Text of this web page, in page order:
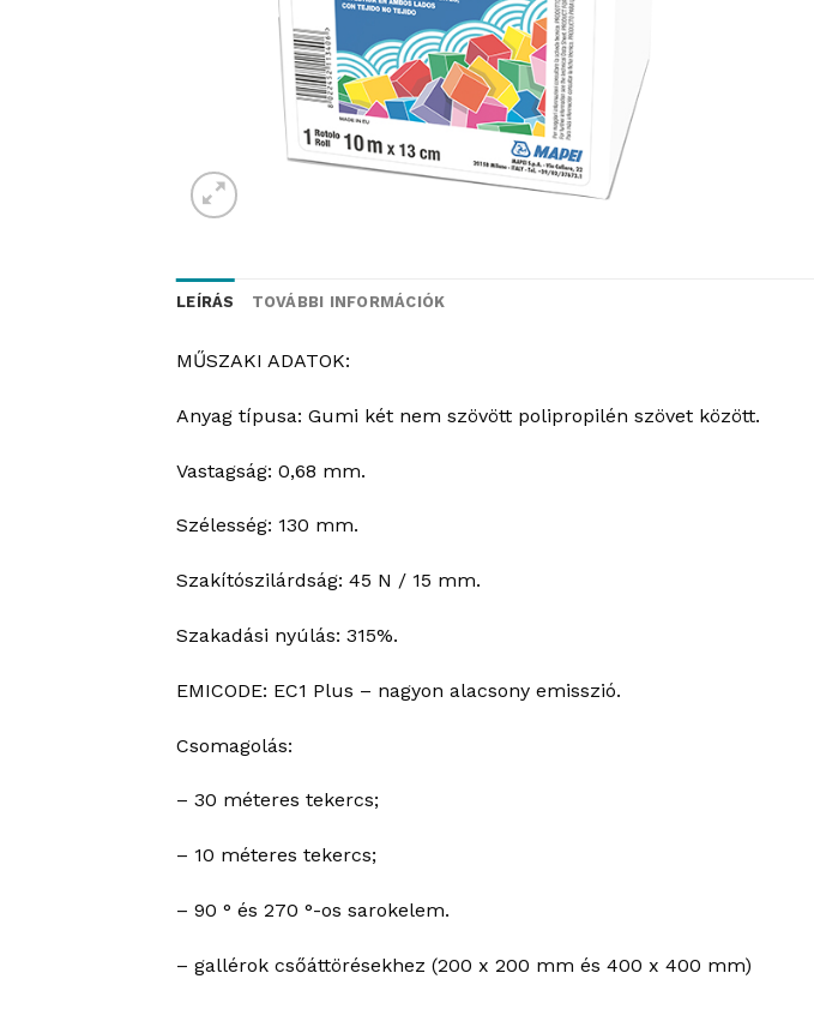
LEÍRÁS TOVÁBBI INFORMÁCIÓK
MŰSZAKI ADATOK:
Anyag típusa: Gumi két nem szövött polipropilén szövet között.
Vastagság: 0,68 mm.
Szélesség: 130 mm.
Szakítószilárdság: 45 N / 15 mm.
Szakadási nyúlás: 315%.
EMICODE: EC1 Plus – nagyon alacsony emisszió.
Csomagolás:
– 30 méteres tekercs;
– 10 méteres tekercs;
– 90 ° és 270 °-os sarokelem.
– gallérok csőáttörésekhez (200 x 200 mm és 400 x 400 mm)